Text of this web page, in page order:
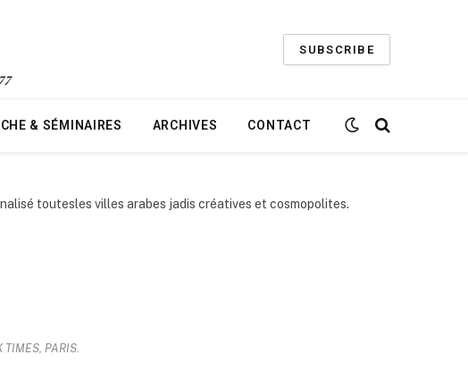
SUBSCRIBE
& SÉMINAIRES ARCHIVES CONTACT
toutesles villes arabes jadis créatives et cosmopolites.
TIMES, PARIS.